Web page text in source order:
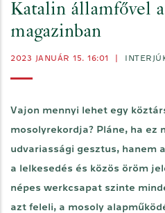
Katalin államfővel
magazinban
2023 JANUÁR 15. 16:01
Vajon mennyi lehet egy
mosolyrekordja? Pláne, ha ez
udvariassági gesztus, hanem
a lelkesedés és közös öröm
népes werkcsapat szinte
azt feleli, a mosoly